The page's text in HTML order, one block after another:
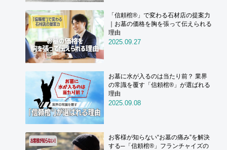
「信頼棺®」で変わる石材店の提案力
｜お墓の価格を胸を張って伝えられる
理由
2025.09.27
お墓に水が入るのは当たり前？ 業界
の常識を覆す「信頼棺®」が選ばれる
理由
2025.09.08
お客様が知らない“お墓の痛み”を解決
する─「信頼棺®」フランチャイズの